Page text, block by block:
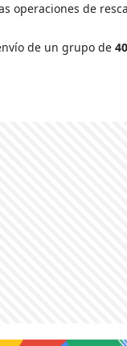
operaciones de
de un grupo de